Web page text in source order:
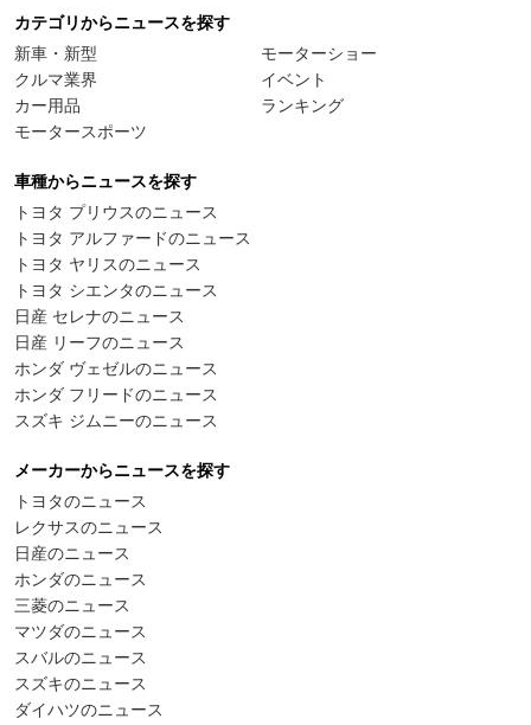
カテゴリからニュースを探す
新車・新型
クルマ業界
カー用品
モータースポーツ
モーターショー
イベント
ランキング
車種からニュースを探す
トヨタ プリウスのニュース
トヨタ アルファードのニュース
トヨタ ヤリスのニュース
トヨタ シエンタのニュース
日産 セレナのニュース
日産 リーフのニュース
ホンダ ヴェゼルのニュース
ホンダ フリードのニュース
スズキ ジムニーのニュース
メーカーからニュースを探す
トヨタのニュース
レクサスのニュース
日産のニュース
ホンダのニュース
三菱のニュース
マツダのニュース
スバルのニュース
スズキのニュース
ダイハツのニュース